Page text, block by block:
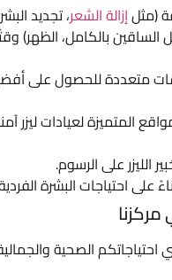
(مثلإزالة الشعر، تجديد
بالكامل، الظهر)
متعددة للحصول على أفضل
المتميزة لعيادات
الليزر على الرسوم.
على احتياجات البشرة
الصحية